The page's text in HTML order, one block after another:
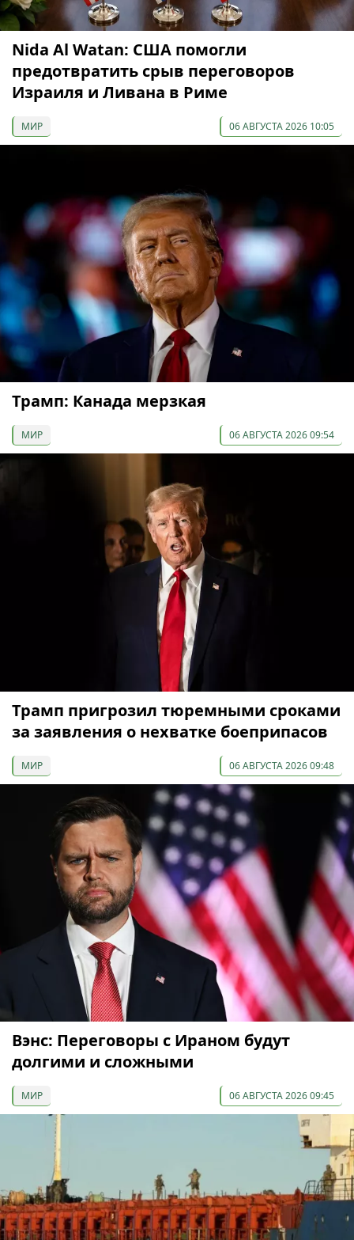
Nida Al Watan: США помогли
предотвратить срыв переговоров
Израиля и Ливана в Риме
МИР 06 АВГУСТА 2026 10:05
Трамп: Канада мерзкая
МИР 06 АВГУСТА 2026 09:54
Трамп пригрозил тюремными сроками
за заявления о нехватке боеприпасов
МИР 06 АВГУСТА 2026 09:48
Вэнс: Переговоры с Ираном будут
долгими и сложными
МИР 06 АВГУСТА 2026 09:45